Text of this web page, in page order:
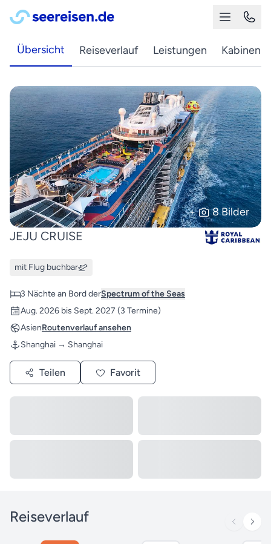
Übersicht Reiseverlauf Leistungen Kabinen
+ 8 Bilder
JEJU CRUISE
mit Flug buchbar
3 Nächte an Bord derSpectrum of the Seas
Aug. 2026 bis Sept. 2027 (3 Termine)
AsienRoutenverlauf ansehen
Shanghai → Shanghai
Teilen Favorit
Reiseverlauf